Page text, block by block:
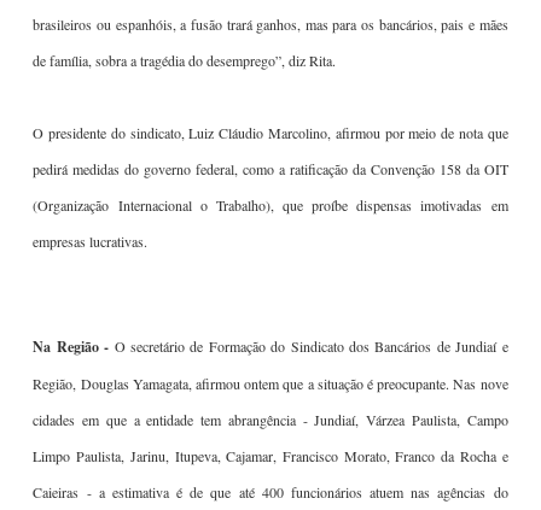
brasileiros ou espanhóis, a fusão trará ganhos, mas para os bancários, pais e mães
de família, sobra a tragédia do desemprego”, diz Rita.
O presidente do sindicato, Luiz Cláudio Marcolino, afirmou por meio de nota que
pedirá medidas do governo federal, como a ratificação da Convenção 158 da OIT
(Organização Internacional o Trabalho), que proíbe dispensas imotivadas em
empresas lucrativas.
Na Região - O secretário de Formação do Sindicato dos Bancários de Jundiaí e
Região, Douglas Yamagata, afirmou ontem que a situação é preocupante. Nas nove
cidades em que a entidade tem abrangência - Jundiaí, Várzea Paulista, Campo
Limpo Paulista, Jarinu, Itupeva, Cajamar, Francisco Morato, Franco da Rocha e
Caieiras - a estimativa é de que até 400 funcionários atuem nas agências do